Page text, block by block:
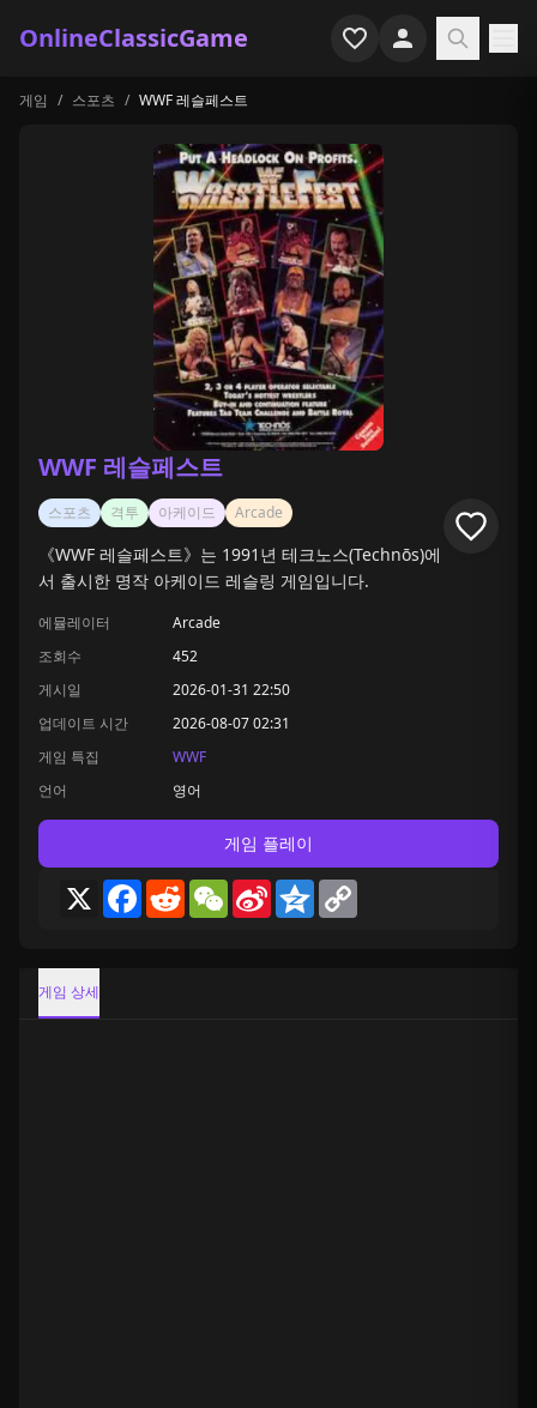
OnlineClassicGame
홈
게임 특집
최근 플레이
게임 / 스포츠 / WWF 레슬페스트
WWF 레슬페스트
스포츠 격투 아케이드 Arcade
《WWF 레슬페스트》는 1991년 테크노스(Technōs)에
서 출시한 명작 아케이드 레슬링 게임입니다.
에뮬레이터
Arcade
조회수
452
게시일
2026-01-31 22:50
업데이트 시간
2026-08-07 02:31
게임 특집
WWF
언어
영어
게임 플레이
X Facebook
RedditWeChat
Sina
Weibo
Qzone
게임 상세